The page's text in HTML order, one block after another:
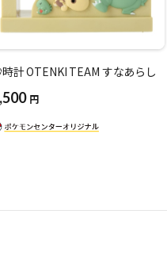
計 OTENKI TEAM すなあらし
円